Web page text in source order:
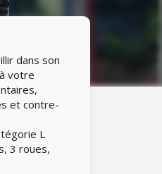
dans son
votre
et contre-
L
3 roues,